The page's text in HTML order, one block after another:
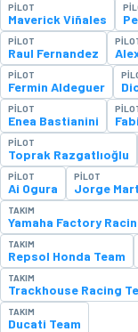
PILOT
Maverick Viñales
PILOT
Raul Fernandez
PILOT
Fermin Aldeguer
PILOT
Enea Bastianini
PILOT
Toprak Razgatlıoğlu
PILOT
Ai Ogura
PILOT
Jorge
TAKIM
Yamaha Factory
TAKIM
Repsol Honda Team
TAKIM
Trackhouse Racing
TAKIM
Ducati Team